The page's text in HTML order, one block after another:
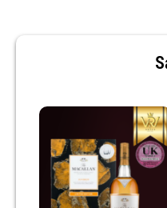
Sản